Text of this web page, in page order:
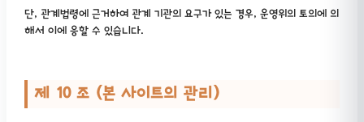
단, 관계법령에 근거하여 관계 기관의 요구가 있는 경우, 운영위의 토의에 의
해서 이에 응할 수 있습니다.
제 10 조 (본 사이트의 관리)